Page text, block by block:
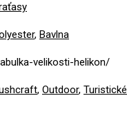
, Bavlna
velikosti-helikon/
, Outdoor, Turistické